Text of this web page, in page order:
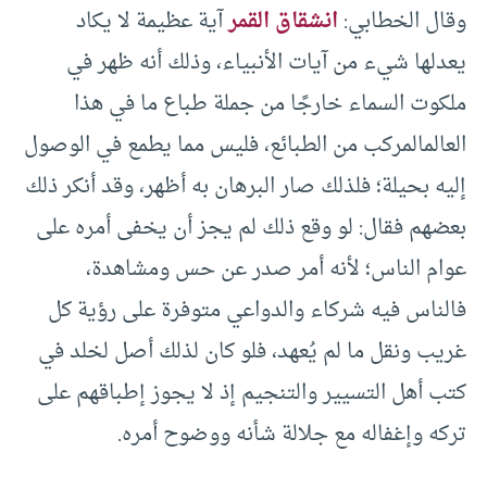
وقال الخطابي:انشقاق القمرآية عظيمة لا يكاد
يعدلها شيء من آيات الأنبياء، وذلك أنه ظهر في
ملكوت السماء خارجًا من جملة طباع ما في هذا
العالمالمركب من الطبائع، فليس مما يطمع في الوصول
إليه بحيلة؛ فلذلك صار البرهان به أظهر، وقد أنكر ذلك
بعضهم فقال: لو وقع ذلك لم يجز أن يخفى أمره على
عوام الناس؛ لأنه أمر صدر عن حس ومشاهدة،
فالناس فيه شركاء والدواعي متوفرة على رؤية كل
غريب ونقل ما لم يُعهد، فلو كان لذلك أصل لخلد في
كتب أهل التسيير والتنجيم إذ لا يجوز إطباقهم على
تركه وإغفاله مع جلالة شأنه ووضوح أمره.